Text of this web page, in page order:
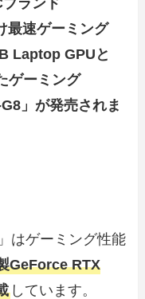
最速ゲーミング
Laptop GPUと
ゲーミング
」が発売されま
はゲーミング性能
GeForce RTX
しています。